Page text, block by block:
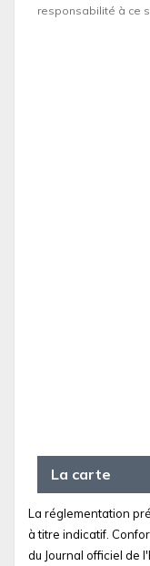
responsabilité à ce
La carte
La réglementation
à titre indicatif.
du Journal officiel de